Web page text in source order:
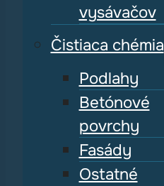
vysávačov
Čistiaca chémia
Podlahy
Betónové
povrchy
Fasády
Ostatné